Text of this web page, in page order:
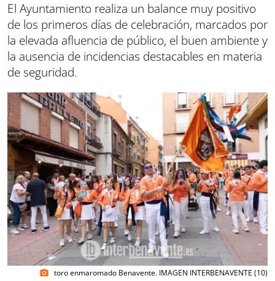
El Ayuntamiento realiza un balance muy positivo
de los primeros días de celebración, marcados por
la elevada afluencia de público, el buen ambiente y
la ausencia de incidencias destacables en materia
de seguridad.
photo_camera toro enmaromado Benavente. IMAGEN INTERBENAVENTE (10)